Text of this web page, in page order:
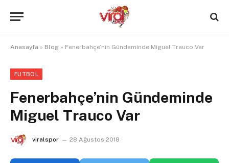
Anasayfa » Blog » Fenerbahçe’nin Gündeminde Miguel Trauco Var
FUTBOL
Fenerbahçe’nin Gündeminde
Miguel Trauco Var
viralspor 28 Ağustos 2018